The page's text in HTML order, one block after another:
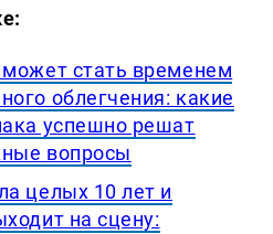
стать временем
облегчения: какие
успешно решат
вопросы
целых 10 лет и
на сцену: